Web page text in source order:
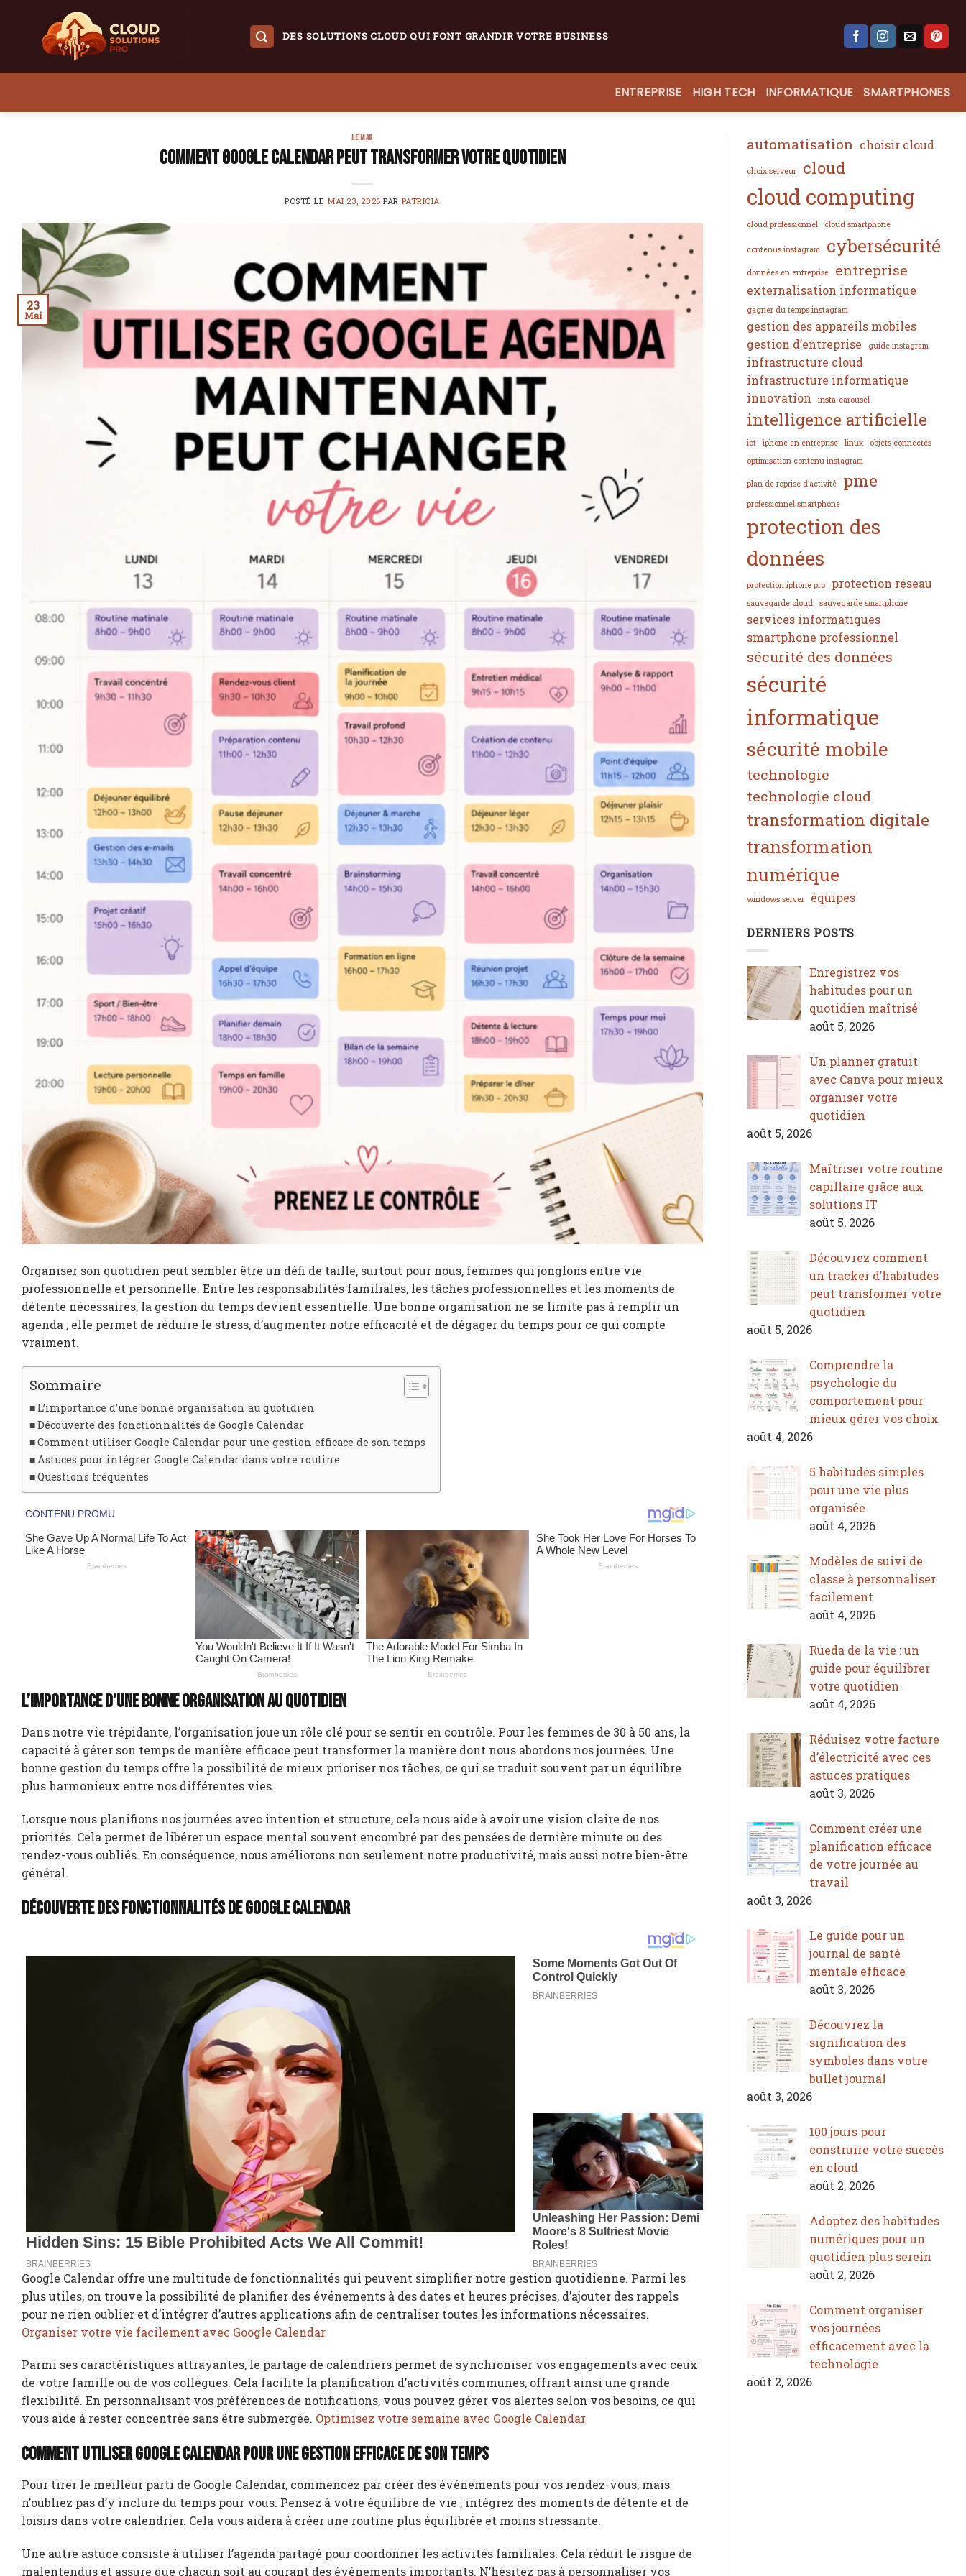
content
DES SOLUTIONS CLOUD QUI FONT GRANDIR VOTRE BUSINESS
ENTREPRISE HIGH TECH INFORMATIQUE SMARTPHONES
LE MAG
Comment Google Calendar peut transformer votre quotidien
POSTÉ LE MAI 23, 2026 PAR PATRICIA
23
Mai
Organiser son quotidien peut sembler être un défi de taille, surtout pour nous, femmes qui jonglons entre vie
professionnelle et personnelle. Entre les responsabilités familiales, les tâches professionnelles et les moments de
détente nécessaires, la gestion du temps devient essentielle. Une bonne organisation ne se limite pas à remplir un
agenda ; elle permet de réduire le stress, d’augmenter notre efficacité et de dégager du temps pour ce qui compte
vraiment.
Sommaire
L’importance d’une bonne organisation au quotidien
Découverte des fonctionnalités de Google Calendar
Comment utiliser Google Calendar pour une gestion efficace de son temps
Astuces pour intégrer Google Calendar dans votre routine
Questions fréquentes
L’importance d’une bonne organisation au quotidien
Dans notre vie trépidante, l’organisation joue un rôle clé pour se sentir en contrôle. Pour les femmes de 30 à 50 ans, la
capacité à gérer son temps de manière efficace peut transformer la manière dont nous abordons nos journées. Une
bonne gestion du temps offre la possibilité de mieux prioriser nos tâches, ce qui se traduit souvent par un équilibre
plus harmonieux entre nos différentes vies.
Lorsque nous planifions nos journées avec intention et structure, cela nous aide à avoir une vision claire de nos
priorités. Cela permet de libérer un espace mental souvent encombré par des pensées de dernière minute ou des
rendez-vous oubliés. En conséquence, nous améliorons non seulement notre productivité, mais aussi notre bien-être
général.
Découverte des fonctionnalités de Google Calendar
Google Calendar offre une multitude de fonctionnalités qui peuvent simplifier notre gestion quotidienne. Parmi les
plus utiles, on trouve la possibilité de planifier des événements à des dates et heures précises, d’ajouter des rappels
pour ne rien oublier et d’intégrer d’autres applications afin de centraliser toutes les informations nécessaires.
Organiser votre vie facilement avec Google Calendar
Parmi ses caractéristiques attrayantes, le partage de calendriers permet de synchroniser vos engagements avec ceux
de votre famille ou de vos collègues. Cela facilite la planification d’activités communes, offrant ainsi une grande
flexibilité. En personnalisant vos préférences de notifications, vous pouvez gérer vos alertes selon vos besoins, ce qui
vous aide à rester concentrée sans être submergée. Optimisez votre semaine avec Google Calendar
Comment utiliser Google Calendar pour une gestion efficace de son temps
Pour tirer le meilleur parti de Google Calendar, commencez par créer des événements pour vos rendez-vous, mais
n’oubliez pas d’y inclure du temps pour vous. Pensez à votre équilibre de vie ; intégrez des moments de détente et de
loisirs dans votre calendrier. Cela vous aidera à créer une routine plus équilibrée et moins stressante.
Une autre astuce consiste à utiliser l’agenda partagé pour coordonner les activités familiales. Cela réduit le risque de
malentendus et assure que chacun soit au courant des événements importants. N’hésitez pas à personnaliser vos
automatisation choisir cloud
choix serveur cloud
cloud computing
cloud professionnel cloud smartphone
contenus instagram cybersécurité
données en entreprise entreprise
externalisation informatique
gagner du temps instagram
gestion des appareils mobiles
gestion d’entreprise
guide instagram
infrastructure cloud
infrastructure informatique
innovation
insta-carousel
intelligence artificielle
iot iphone en entreprise linux
objets connectés
optimisation contenu instagram
plan de reprise d’activité pme
professionnel smartphone
protection des
données
protection iphone pro protection réseau
sauvegarde cloud sauvegarde smartphone
services informatiques
smartphone professionnel
sécurité des données
sécurité
informatique
sécurité mobile
technologie
technologie cloud
transformation digitale
transformation
numérique
windows server équipes
DERNIERS POSTS
Enregistrez vos
habitudes pour un
quotidien maîtrisé
août 5, 2026
Un planner gratuit
avec Canva pour mieux
organiser votre
quotidien
août 5, 2026
Maîtriser votre routine
capillaire grâce aux
solutions IT
août 5, 2026
Découvrez comment
un tracker d’habitudes
peut transformer votre
quotidien
août 5, 2026
Comprendre la
psychologie du
comportement pour
mieux gérer vos choix
août 4, 2026
5 habitudes simples
pour une vie plus
organisée
août 4, 2026
Modèles de suivi de
classe à personnaliser
facilement
août 4, 2026
Rueda de la vie : un
guide pour équilibrer
votre quotidien
août 4, 2026
Réduisez votre facture
d’électricité avec ces
astuces pratiques
août 3, 2026
Comment créer une
planification efficace
de votre journée au
travail
août 3, 2026
Le guide pour un
journal de santé
mentale efficace
août 3, 2026
Découvrez la
signification des
symboles dans votre
bullet journal
août 3, 2026
100 jours pour
construire votre succès
en cloud
août 2, 2026
Adoptez des habitudes
numériques pour un
quotidien plus serein
août 2, 2026
Comment organiser
vos journées
efficacement avec la
technologie
août 2, 2026